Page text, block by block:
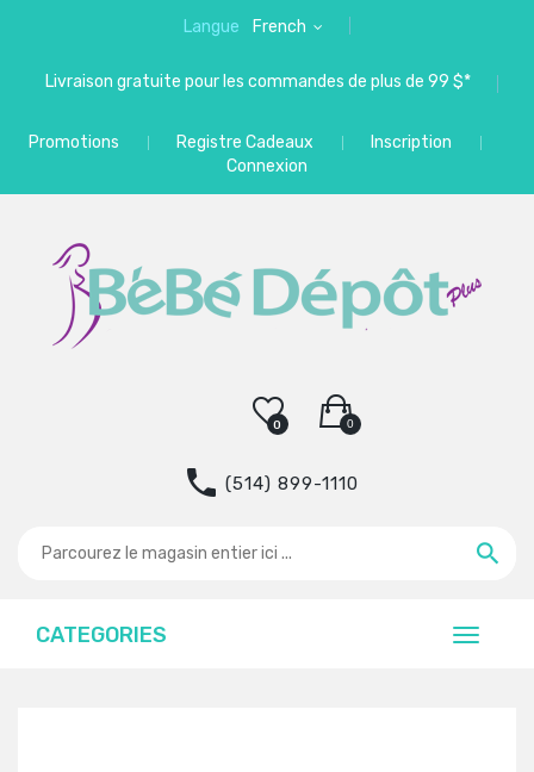
Langue French
Livraison gratuite pour les commandes de plus de 99 $*
Promotions Registre Cadeaux
Inscription
Connexion
0
0
(514) 899-1110
CATEGORIES